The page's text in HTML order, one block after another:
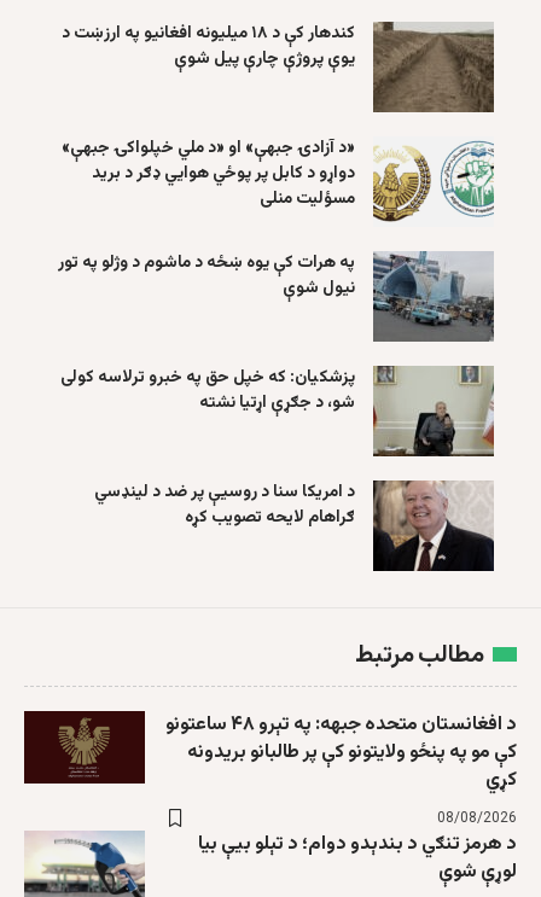
کندهار کې د ۱۸ میلیونه افغانیو په ارزښت د
یوې پروژې چارې پیل شوې
«د آزادۍ جبهې» او «د ملي خپلواکۍ جبهې»
دواړو د کابل پر پوځي هوايي ډګر د برید
مسؤلیت منلی
په هرات کې یوه ښځه د ماشوم د وژلو په تور
نیول شوې
پزشکیان: که خپل حق په خبرو ترلاسه کولی
شو، د جګړې اړتیا نشته
د امریکا سنا د روسیې پر ضد د لینډسي
ګراهام لایحه تصویب کړه
مطالب مرتبط
د افغانستان متحده جبهه: په تېرو ۴۸ ساعتونو
کې مو په پنځو ولایتونو کې پر طالبانو بریدونه
کړي
08/08/2026
د هرمز تنګي د بندېدو دوام؛ د تېلو بیې بیا
لوړې شوې